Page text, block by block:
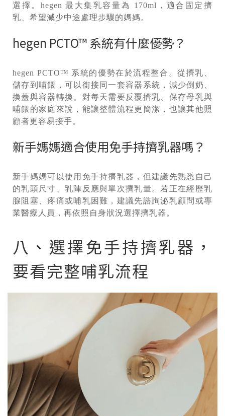
選擇。hegen 最大集乳容量為 170ml，適合固定擠
乳、希望減少中途處理步驟的媽媽。
hegen PCTO™ 系統有什麼優勢？
hegen PCTO™ 系統的優勢在於流程整合。從擠乳、
儲存到哺餵，可以銜接同一套容器系統，減少倒奶、
換蓋與容器轉換。對每天需要反覆擠乳、保存母乳與
哺餵的家庭來說，能讓整體流程更簡潔，也讓其他照
顧者更容易接手。
新手媽媽適合使用免手持擠乳器嗎？
新手媽媽可以使用免手持擠乳器，但建議先熟悉自己
的乳頭尺寸、乳陣反應與單次擠乳量。若正在經歷乳
腺阻塞、疼痛或哺乳困難，建議先諮詢泌乳顧問或專
業醫療人員，再依照自身狀況選擇擠乳器。
八、選擇免手持擠乳器，
要看完整哺乳流程